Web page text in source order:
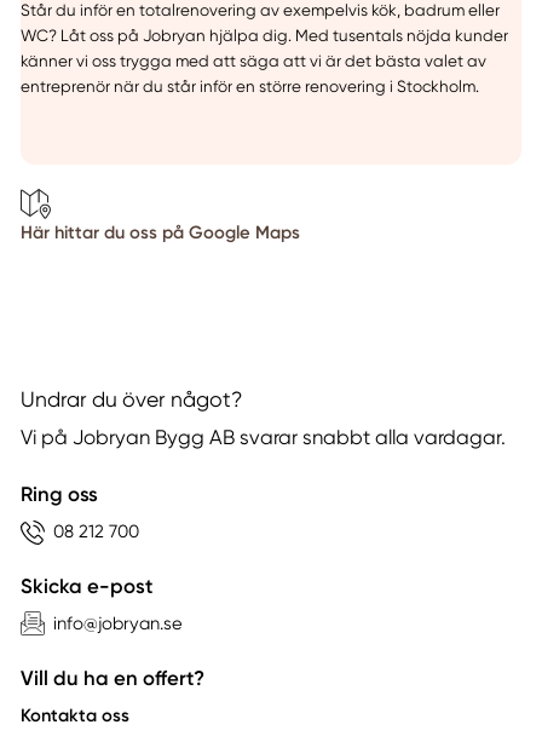
Står du inför en totalrenovering av exempelvis kök, badrum eller
WC? Låt oss på Jobryan hjälpa dig. Med tusentals nöjda kunder
känner vi oss trygga med att säga att vi är det bästa valet av
entreprenör när du står inför en större renovering i Stockholm.
Här hittar du oss på Google Maps
Undrar du över något?
Vi på Jobryan Bygg AB svarar snabbt alla vardagar.
Ring oss
08 212 700
Skicka e-post
info@jobryan.se
Vill du ha en offert?
Kontakta oss